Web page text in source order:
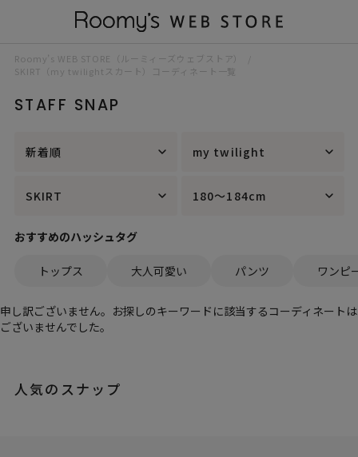
Roomy’s WEB STORE（ルーミィーズウェブストア）
SKIRT（my twilightスカート）コーディネート一覧
STAFF SNAP
新着順 my twilight
SKIRT 180～184cm
おすすめのハッシュタグ
トップス 大人可愛い パンツ ワンピ
申し訳ございません。お探しのキーワードに該当するコーディネートは
ございませんでした。
人気のスナップ